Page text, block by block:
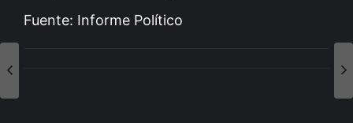
Fuente: Informe Político